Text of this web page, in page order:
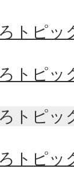
トピッ
トピッ
トピッ
トピッ